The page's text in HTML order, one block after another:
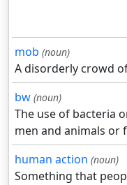
mob (noun)
A disorderly crowd
bw (noun)
The use of bacteria
men and animals or
human action (noun)
Something that